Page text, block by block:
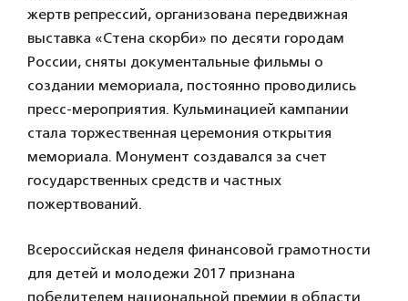
жертв репрессий, организована передвижная
выставка «Стена скорби» по десяти городам
России, сняты документальные фильмы о
создании мемориала, постоянно проводились
пресс-мероприятия. Кульминацией кампании
стала торжественная церемония открытия
мемориала. Монумент создавался за счет
государственных средств и частных
пожертвований.
Всероссийская неделя финансовой грамотности
для детей и молодежи 2017 признана
победителем национальной премии в области